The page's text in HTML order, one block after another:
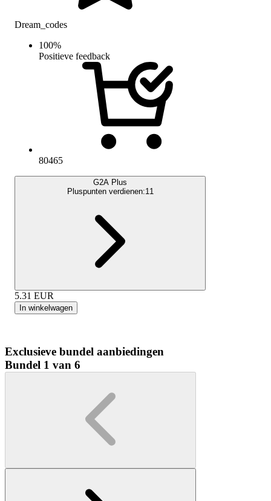
Dream_codes
100%
Positieve feedback
80465
G2A Plus
Pluspunten verdienen:11
5.31 EUR
In winkelwagen
Exclusieve bundel aanbiedingen
Bundel 1 van 6